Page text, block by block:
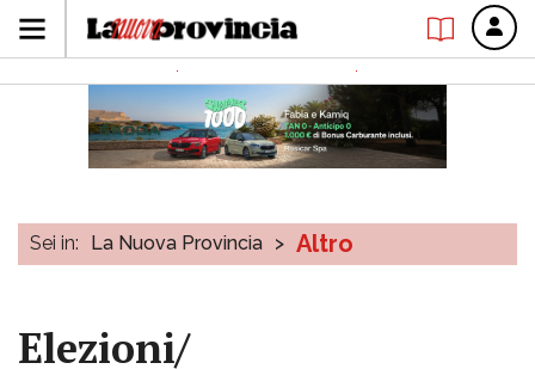
Sei in: La Nuova Provincia > Altro
Elezioni/